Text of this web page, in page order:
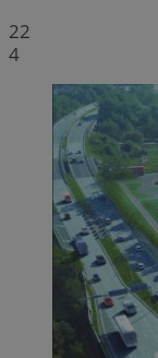
22
4